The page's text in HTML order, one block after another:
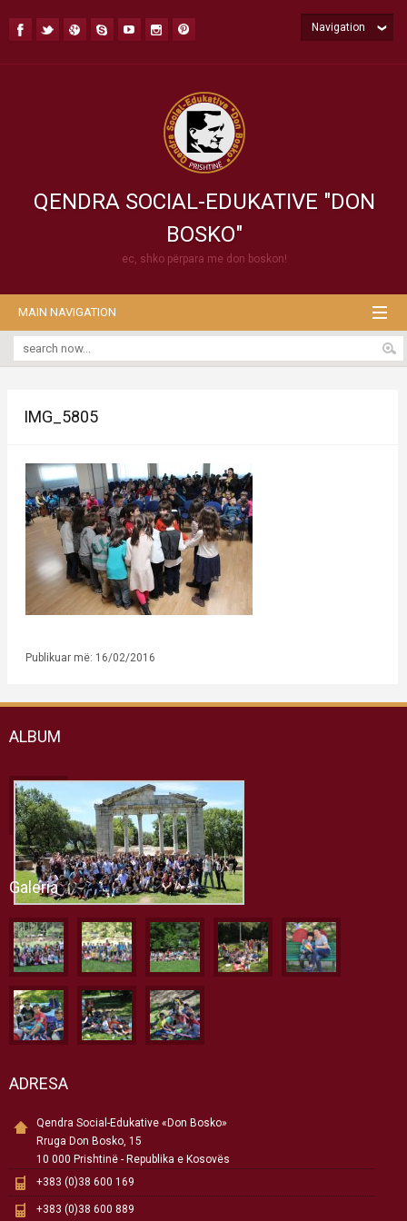
QENDRA SOCIAL-EDUKATIVE "DON
BOSKO"
ec, shko përpara me don boskon!
Navigation
MAIN NAVIGATION
IMG_5805
Publikuar më: 16/02/2016
ALBUM
Galeria
ADRESA
Qendra Social-Edukative «Don Bosko»
Rruga Don Bosko, 15
10 000 Prishtinë - Republika e Kosovës
+383 (0)38 600 169
+383 (0)38 600 889